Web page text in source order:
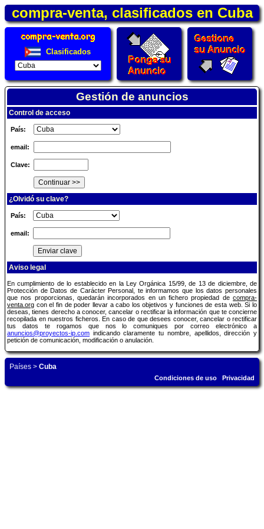
compra-venta, clasificados en Cuba
Clasificados
Gestión de anuncios
Control de acceso
País:
email:
Clave:
¿Olvidó su clave?
País:
email:
Aviso legal
En cumplimiento de lo establecido en la Ley Orgánica 15/99, de 13 de diciembre, de
Protección de Datos de Carácter Personal, te informamos que los datos personales
que nos proporcionas, quedarán incorporados en un fichero propiedad de compra-
venta.org con el fin de poder llevar a cabo los objetivos y funciones de esta web. Si lo
deseas, tienes derecho a conocer, cancelar o rectificar la información que te concierne
recopilada en nuestros ficheros. En caso de que desees conocer, cancelar o rectificar
tus datos te rogamos que nos lo comuniques por correo electrónico a
anuncios@proyectos-ip.com indicando claramente tu nombre, apellidos, dirección y
petición de comunicación, modificación o anulación.
Países > Cuba
Condiciones de uso Privacidad